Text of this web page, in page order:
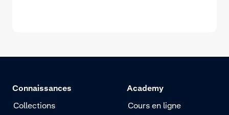
Connaissances
Collections
Academy
Cours en ligne